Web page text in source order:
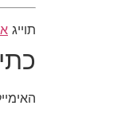
תוייג